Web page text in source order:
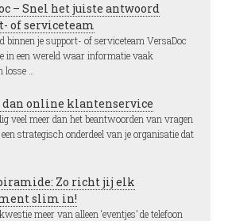
– Snel het juiste antwoord
of serviceteam
binnen je support- of serviceteam VersaDoc
in een wereld waar informatie vaak
…
dan online klantenservice
veel meer dan het beantwoorden van vragen
strategisch onderdeel van je organisatie dat
Zo richt jij elk
slim in!
meer van alleen ‘eventjes’ de telefoon